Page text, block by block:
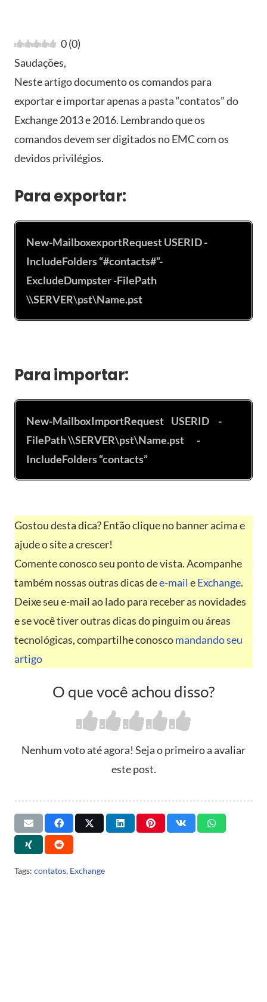
0(0)
Saudações,
Neste artigo documento os comandos para
exportar e importar apenas a pasta “contatos” do
Exchange 2013 e 2016. Lembrando que os
comandos devem ser digitados no EMC com os
devidos privilégios.
Para exportar:
New-MailboxexportRequest USERID -
IncludeFolders “#contacts#”-
ExcludeDumpster -FilePath
\\SERVER\pst\Name.pst
Para importar:
New-MailboxImportRequest USERID -
FilePath\\SERVER\pst\Name.pst -
IncludeFolders “contacts”
Gostou desta dica? Então clique no banner acima e
ajude o site a crescer!
Comente conosco seu ponto de vista. Acompanhe
também nossas outras dicas dee-mail eExchange.
Deixe seu e-mail ao lado para receber as novidades
e se você tiver outras dicas do pinguim ou áreas
tecnológicas, compartilhe conoscomandando seu
artigo
O que você achou disso?
Nenhum voto até agora! Seja o primeiro a avaliar
este post.
Tags: contatos, Exchange